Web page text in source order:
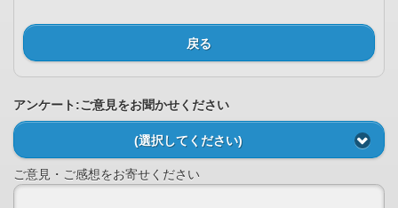
戻る
アンケート:ご意見をお聞かせください
(選択してください)
ご意見・ご感想をお寄せください